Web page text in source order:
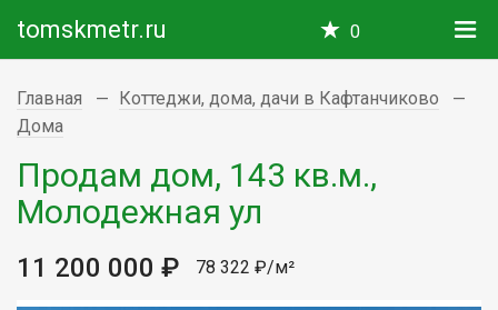
tomskmetr.ru 0
Главная
Коттеджи, дома, дачи в Кафтанчиково
Дома
Продам дом, 143 кв.м.,
Молодежная ул
11 200 000 ₽ 78 322 ₽/м²